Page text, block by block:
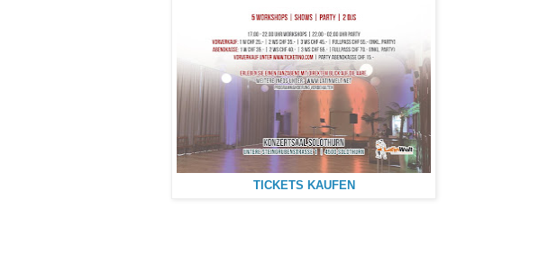
TICKETS KAUFEN